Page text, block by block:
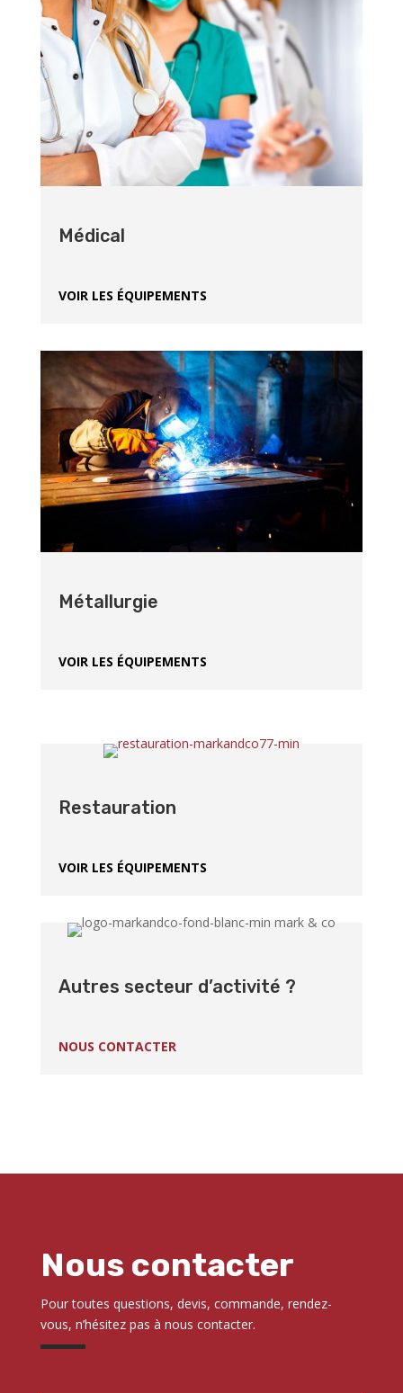
Médical
VOIR LES ÉQUIPEMENTS
Métallurgie
VOIR LES ÉQUIPEMENTS
Restauration
VOIR LES ÉQUIPEMENTS
Autres secteur d’activité ?
NOUS CONTACTER
Nous contacter
Pour toutes questions, devis, commande, rendez-
vous, n’hésitez pas à nous contacter.